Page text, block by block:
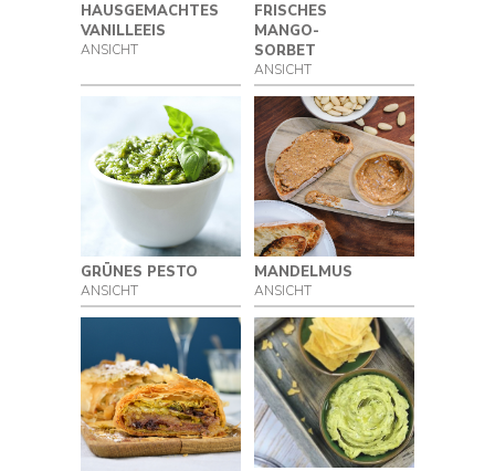
HAUSGEMACHTES
VANILLEEIS
ANSICHT
FRISCHES
MANGO-
SORBET
ANSICHT
GRÜNES PESTO
ANSICHT
MANDELMUS
ANSICHT